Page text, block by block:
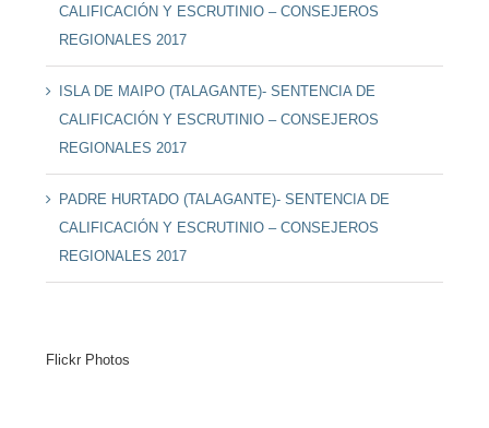
CALIFICACIÓN Y ESCRUTINIO – CONSEJEROS
REGIONALES 2017
ISLA DE MAIPO (TALAGANTE)- SENTENCIA DE
CALIFICACIÓN Y ESCRUTINIO – CONSEJEROS
REGIONALES 2017
PADRE HURTADO (TALAGANTE)- SENTENCIA DE
CALIFICACIÓN Y ESCRUTINIO – CONSEJEROS
REGIONALES 2017
Flickr Photos